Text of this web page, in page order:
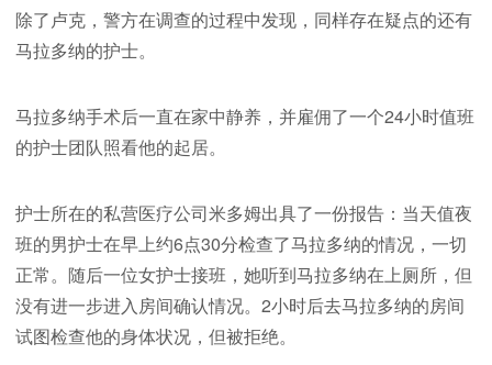
除了卢克，警方在调查的过程中发现，同样存在疑点的还有
马拉多纳的护士。
马拉多纳手术后一直在家中静养，并雇佣了一个24小时值班
的护士团队照看他的起居。
护士所在的私营医疗公司米多姆出具了一份报告：当天值夜
班的男护士在早上约6点30分检查了马拉多纳的情况，一切
正常。随后一位女护士接班，她听到马拉多纳在上厕所，但
没有进一步进入房间确认情况。2小时后去马拉多纳的房间
试图检查他的身体状况，但被拒绝。